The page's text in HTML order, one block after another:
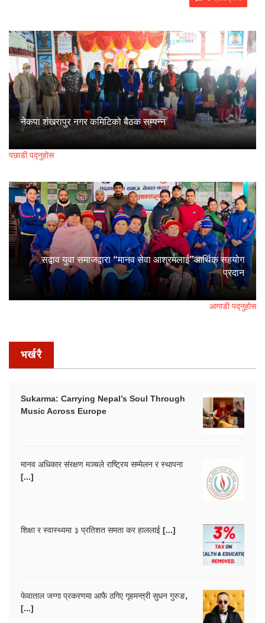
नेकपा शंखरापुर नगर कमिटिको बैठक सम्पन्न
पछाडी पद्नुहोस
सद्वाव युवा समाजद्वारा “मानव सेवा आश्रमलाई”आर्थिक सहयोग
प्रदान
आगाडी पद्नुहोस
भर्खरै
Sukarma: Carrying Nepal’s Soul Through
Music Across Europe
मानव अधिकार संरक्षण मञ्चले राष्ट्रिय सम्मेलन र स्थापना
[...]
शिक्षा र स्वास्थ्यमा ३ प्रतिशत समता कर हाललाई [...]
फेवाताल जग्गा प्रकरणमा आफै ठगिए गृहमन्त्री सुधन गुरुङ,
[...]